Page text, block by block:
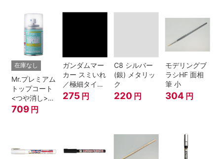
在庫なし
Mr.プレミアム
トップコート
<つや消し>
スプレー
709 円
ガンダムマー
カー スミいれ
／極細タイプ
（ブラック）
275 円
C8 シルバー
(銀) メタリッ
ク
220 円
モデリングブ
ラシHF 面相
筆 小
304 円